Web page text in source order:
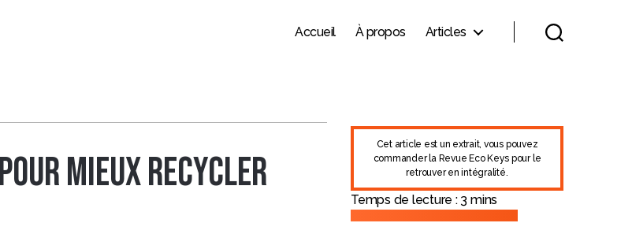
Accueil À propos Articles
mieux recycler
Cet article est un extrait, vous pouvez
commander la Revue Eco Keys pour le
retrouver en intégralité.
Temps de lecture : 3 mins